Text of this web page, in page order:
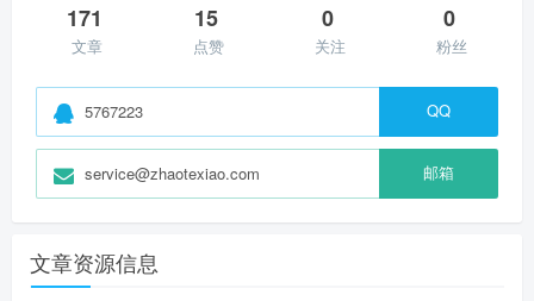
171
文章
15
点赞
0
关注
0
粉丝
5767223 QQ
service@zhaotexiao.com 邮箱
文章资源信息